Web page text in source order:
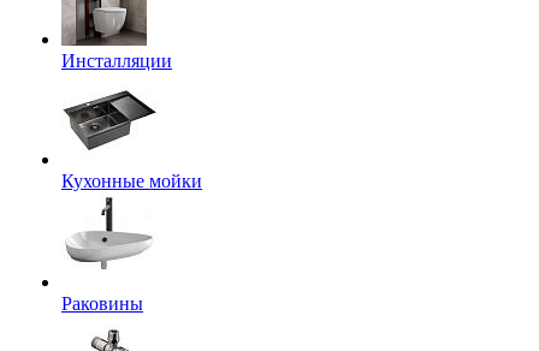
Инсталляции
Кухонные мойки
Раковины